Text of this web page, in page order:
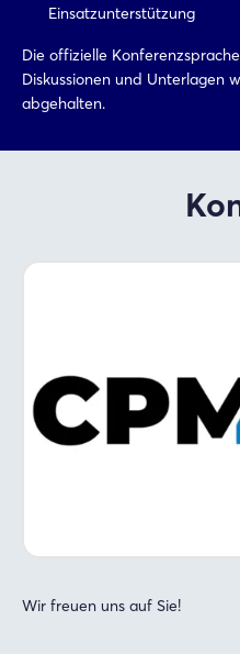
Einsatzunterstützung
Die offizielle
Diskussionen und Unterlagen
abgehalten.
Wir freuen uns auf Sie!